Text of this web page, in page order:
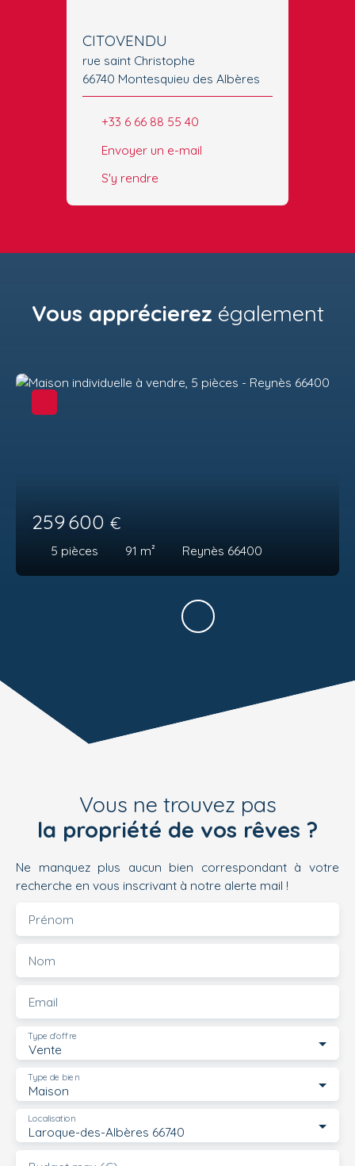
CITOVENDU
rue saint Christophe
66740 Montesquieu des Albères
+33 6 66 88 55 40
Envoyer un e-mail
S'y rendre
Vous apprécierez également
259 600 €
5 pièces 91 m² Reynès 66400
Vous ne trouvez pas
la propriété de vos rêves ?
Ne manquez plus aucun bien correspondant à votre
recherche en vous inscrivant à notre alerte mail !
Prénom
Nom
Email
Vente
Type d'offre
Maison
Type de bien
Laroque-des-Albères 66740
Localisation